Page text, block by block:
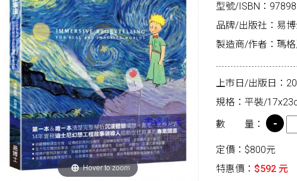
Hover to zoom
型號/ISBN：
品牌/出版社：易
製造商/作者：瑪
上市日/出版日：
規格：平裝/
數 量：
定價：$800元
特惠價： $592 元